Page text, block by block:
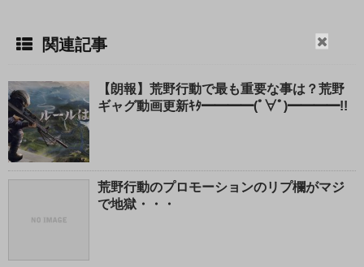
閉
る
関連記事
【朗報】荒野行動で最も重要な事は？荒野
ギャグ動画更新ｷﾀ━━━━(ﾟ∀ﾟ)━━━━!!
荒野行動のプロモーションのリプ欄がマジ
で地獄・・・